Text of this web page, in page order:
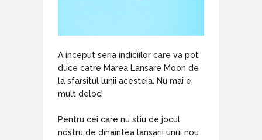
A inceput seria indiciilor care va pot
duce catre Marea Lansare Moon de
la sfarsitul lunii acesteia. Nu mai e
mult deloc!
Pentru cei care nu stiu de jocul
nostru de dinaintea lansarii unui nou